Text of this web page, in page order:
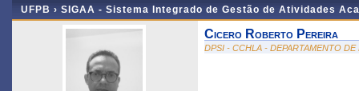
UFPB › SIGAA - Sistema Integrado de Gestão de Atividades
Cicero Roberto Pereira
DPSI - CCHLA - DEPARTAMENTO